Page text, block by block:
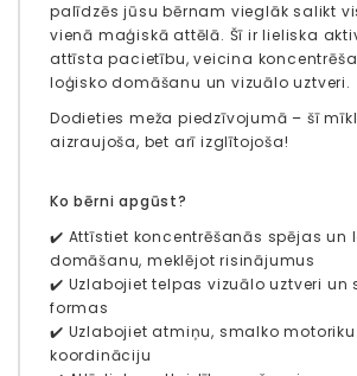
palīdzēs jūsu bērnam vieglāk salikt
vienā maģiskā attēlā. Šī ir lieliska
attīsta pacietību, veicina
loģisko domāšanu un vizuālo uztveri.
Dodieties meža piedzīvojumā – šī
aizraujoša, bet arī izglītojoša!
Ko bērni apgūst?
✔️ Attīstiet koncentrēšanās spējas un
domāšanu, meklējot risinājumus
✔️ Uzlabojiet telpas vizuālo uztveri un
formas
✔️ Uzlabojiet atmiņu, smalko
koordināciju